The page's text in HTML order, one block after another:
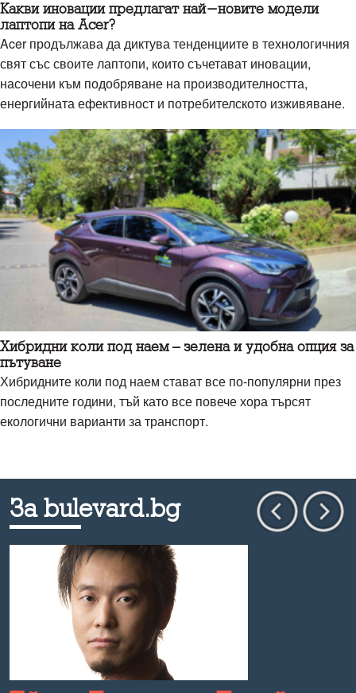
Какви иновации предлагат най-новите модели
лаптопи на Acer?
Acer продължава да диктува тенденциите в технологичния
свят със своите лаптопи, които съчетават иновации,
насочени към подобряване на производителността,
енергийната ефективност и потребителското изживяване.
Хибридни коли под наем – зелена и удобна опция за
пътуване
Хибридните коли под наем стават все по-популярни през
последните години, тъй като все повече хора търсят
екологични варианти за транспорт.
За bulevard.bg